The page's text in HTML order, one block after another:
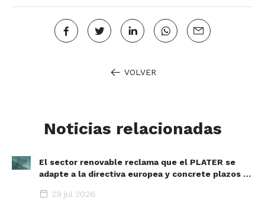
VOLVER
Noticias relacionadas
El sector renovable reclama que el PLATER se
adapte a la directiva europea y concrete plazos y
29 jul 2026